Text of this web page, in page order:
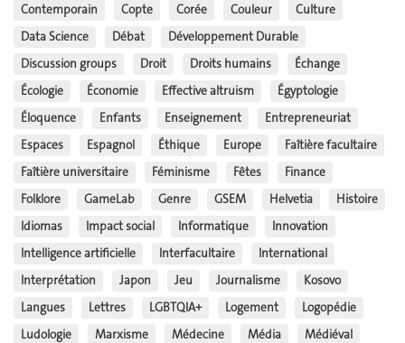
Contemporain
Copte Corée Couleur
Culture
Data Science
Débat
Développement Durable
Discussion groups
Droit Droits humains
Échange
Écologie
Économie Effective altruism
Égyptologie
Éloquence
Enfants Enseignement
Entrepreneuriat
Espaces
Espagnol Éthique Europe
Faîtière facultaire
Faîtière universitaire
Féminisme Fêtes
Finance
Folklore
GameLab Genre GSEM Helvetia
Histoire
Idiomas
Impact social Informatique
Innovation
Intelligence artificielle
Interfacultaire
International
Interprétation
Japon Jeu Journalisme
Kosovo
Langues
Lettres LGBTQIA+ Logement
Logopédie
Ludologie
Marxisme Médecine Média
Médiéval